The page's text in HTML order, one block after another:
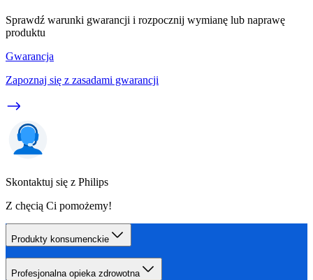
Sprawdź warunki gwarancji i rozpocznij wymianę lub naprawę
produktu
Gwarancja
Zapoznaj się z zasadami gwarancji
Skontaktuj się z Philips
Z chęcią Ci pomożemy!
Produkty konsumenckie
Profesjonalna opieka zdrowotna